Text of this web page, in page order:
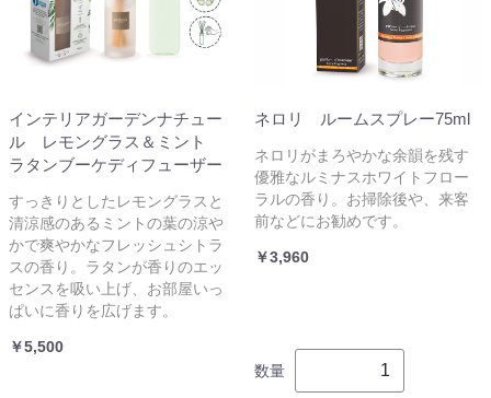
インテリアガーデンナチュー
ル レモングラス＆ミント
ラタンブーケディフューザー
すっきりとしたレモングラスと
清涼感のあるミントの葉の涼や
かで爽やかなフレッシュシトラ
スの香り。ラタンが香りのエッ
センスを吸い上げ、お部屋いっ
ぱいに香りを広げます。
￥5,500
ネロリ ルームスプレー75ml
ネロリがまろやかな余韻を残す
優雅なルミナスホワイトフロー
ラルの香り。お掃除後や、来客
前などにお勧めです。
￥3,960
数量